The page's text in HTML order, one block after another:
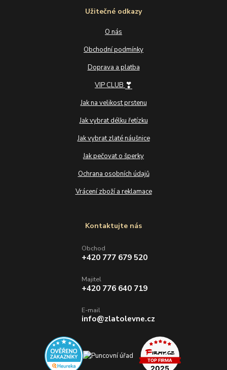
Užitečné odkazy
O nás
Obchodní podmínky
Doprava a platba
VIP CLUB ❣
Jak na velikost prstenu
Jak vybrat délku řetízku
Jak vybrat zlaté náušnice
Jak pečovat o šperky
Ochrana osobních údajů
Vrácení zboží a reklamace
Kontaktujte nás
Obchod
+420 777 679 520
Majitel
+420 776 640 719
E-mail
info@zlatolevne.cz